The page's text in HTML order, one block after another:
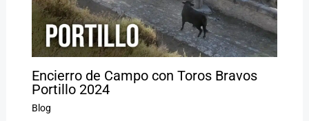
Encierro de Campo con Toros Bravos
Portillo 2024
Blog